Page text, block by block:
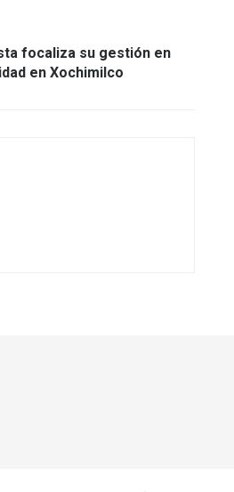
focaliza su gestión en
en Xochimilco